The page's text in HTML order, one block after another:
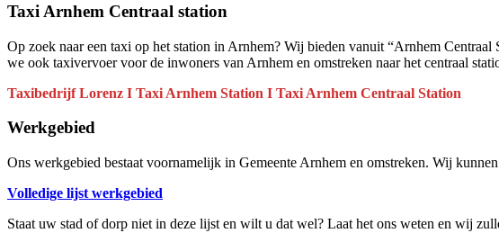
Taxi Arnhem Centraal station
Op zoek naar een taxi op het station in Arnhem? Wij bieden vanuit “Arnhem
we ook taxivervoer voor de inwoners van Arnhem en omstreken naar het centraal
Taxibedrijf Lorenz I Taxi Arnhem Station I Taxi Arnhem Centraal Station
Werkgebied
Ons werkgebied bestaat voornamelijk in Gemeente Arnhem en omstreken. Wij
Volledige lijst werkgebied
Staat uw stad of dorp niet in deze lijst en wilt u dat wel? Laat het ons weten en wij